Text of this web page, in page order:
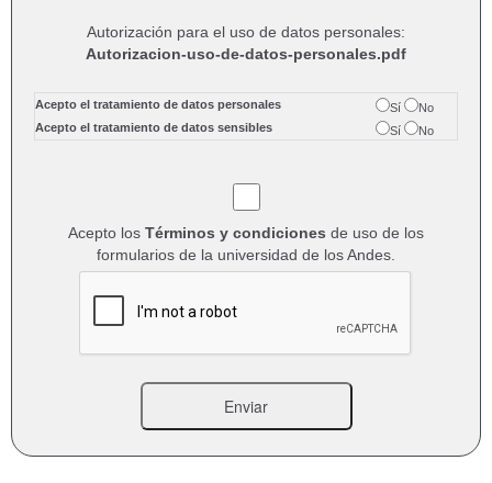
Autorización para el uso de datos personales:
Autorizacion-uso-de-datos-personales.pdf
Acepto el tratamiento de datos personales Sí
No
Acepto el tratamiento de datos sensibles
Sí No
Acepto los Términos y condiciones de uso de los
formularios de la universidad de los Andes.